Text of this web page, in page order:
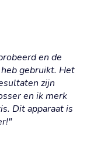
en de
gebruikt. Het
zijn
en ik merk
Dit apparaat is